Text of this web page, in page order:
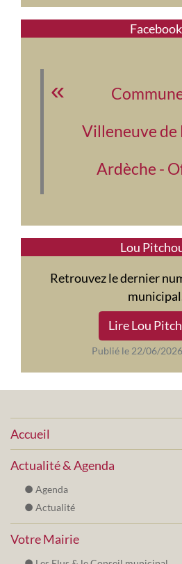
Facebook
Villeneuve de
Ardèche -
Lou
Retrouvez le dernier
Lire Lou
Publié le 22/06/
Accueil
Actualité & Agenda
Agenda
Actualité
Votre Mairie